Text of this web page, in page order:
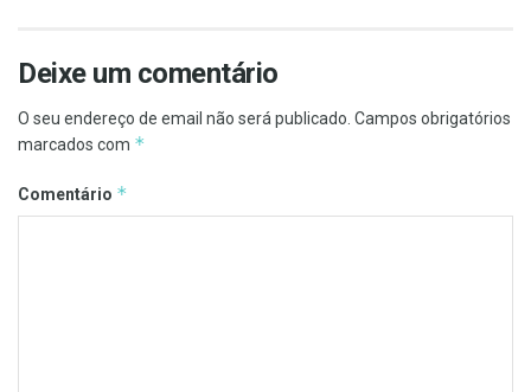
Deixe um comentário
O seu endereço de email não será publicado. Campos obrigatórios
marcados com *
Comentário *